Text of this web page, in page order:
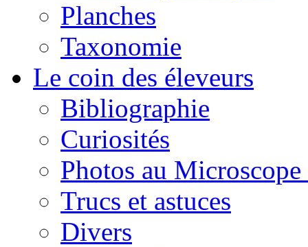
Planches
Taxonomie
Le coin des éleveurs
Bibliographie
Curiosités
Photos au
Trucs et astuces
Divers